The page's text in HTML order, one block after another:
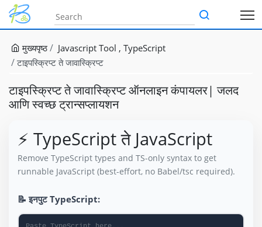
मुख्यपृष्ठ Javascript Tool
TypeScript
टाइपस्क्रिप्ट ते जावास्क्रिप्ट
टाइपस्क्रिप्ट ते जावास्क्रिप्ट ऑनलाइन कंपायलर| जलद
आणि स्वच्छ ट्रान्सप्लायशन
⚡ TypeScript ते JavaScript
Remove TypeScript types and TS-only syntax to get
runnable JavaScript (best-effort, no Babel/tsc required).
📝 इनपुट TypeScript: